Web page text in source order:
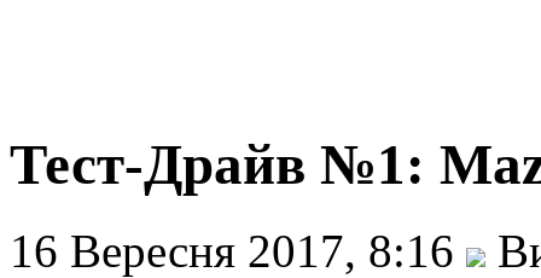
Тест-Драйв №1:
16 Вересня 2017, 8:16